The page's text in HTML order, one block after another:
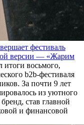
фестиваль
версии — «Жарим
восьмого,
b2b-фестиваля
За почти 9 лет
из уютного
став главной
и финансовой